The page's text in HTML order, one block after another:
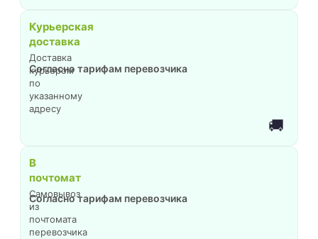
🚚
Курьерская
доставка
Доставка
курьером
по
указанному
адресу
Согласно тарифам перевозчика
В
почтомат
Самовывоз
из
почтомата
перевозчика
Согласно тарифам перевозчика